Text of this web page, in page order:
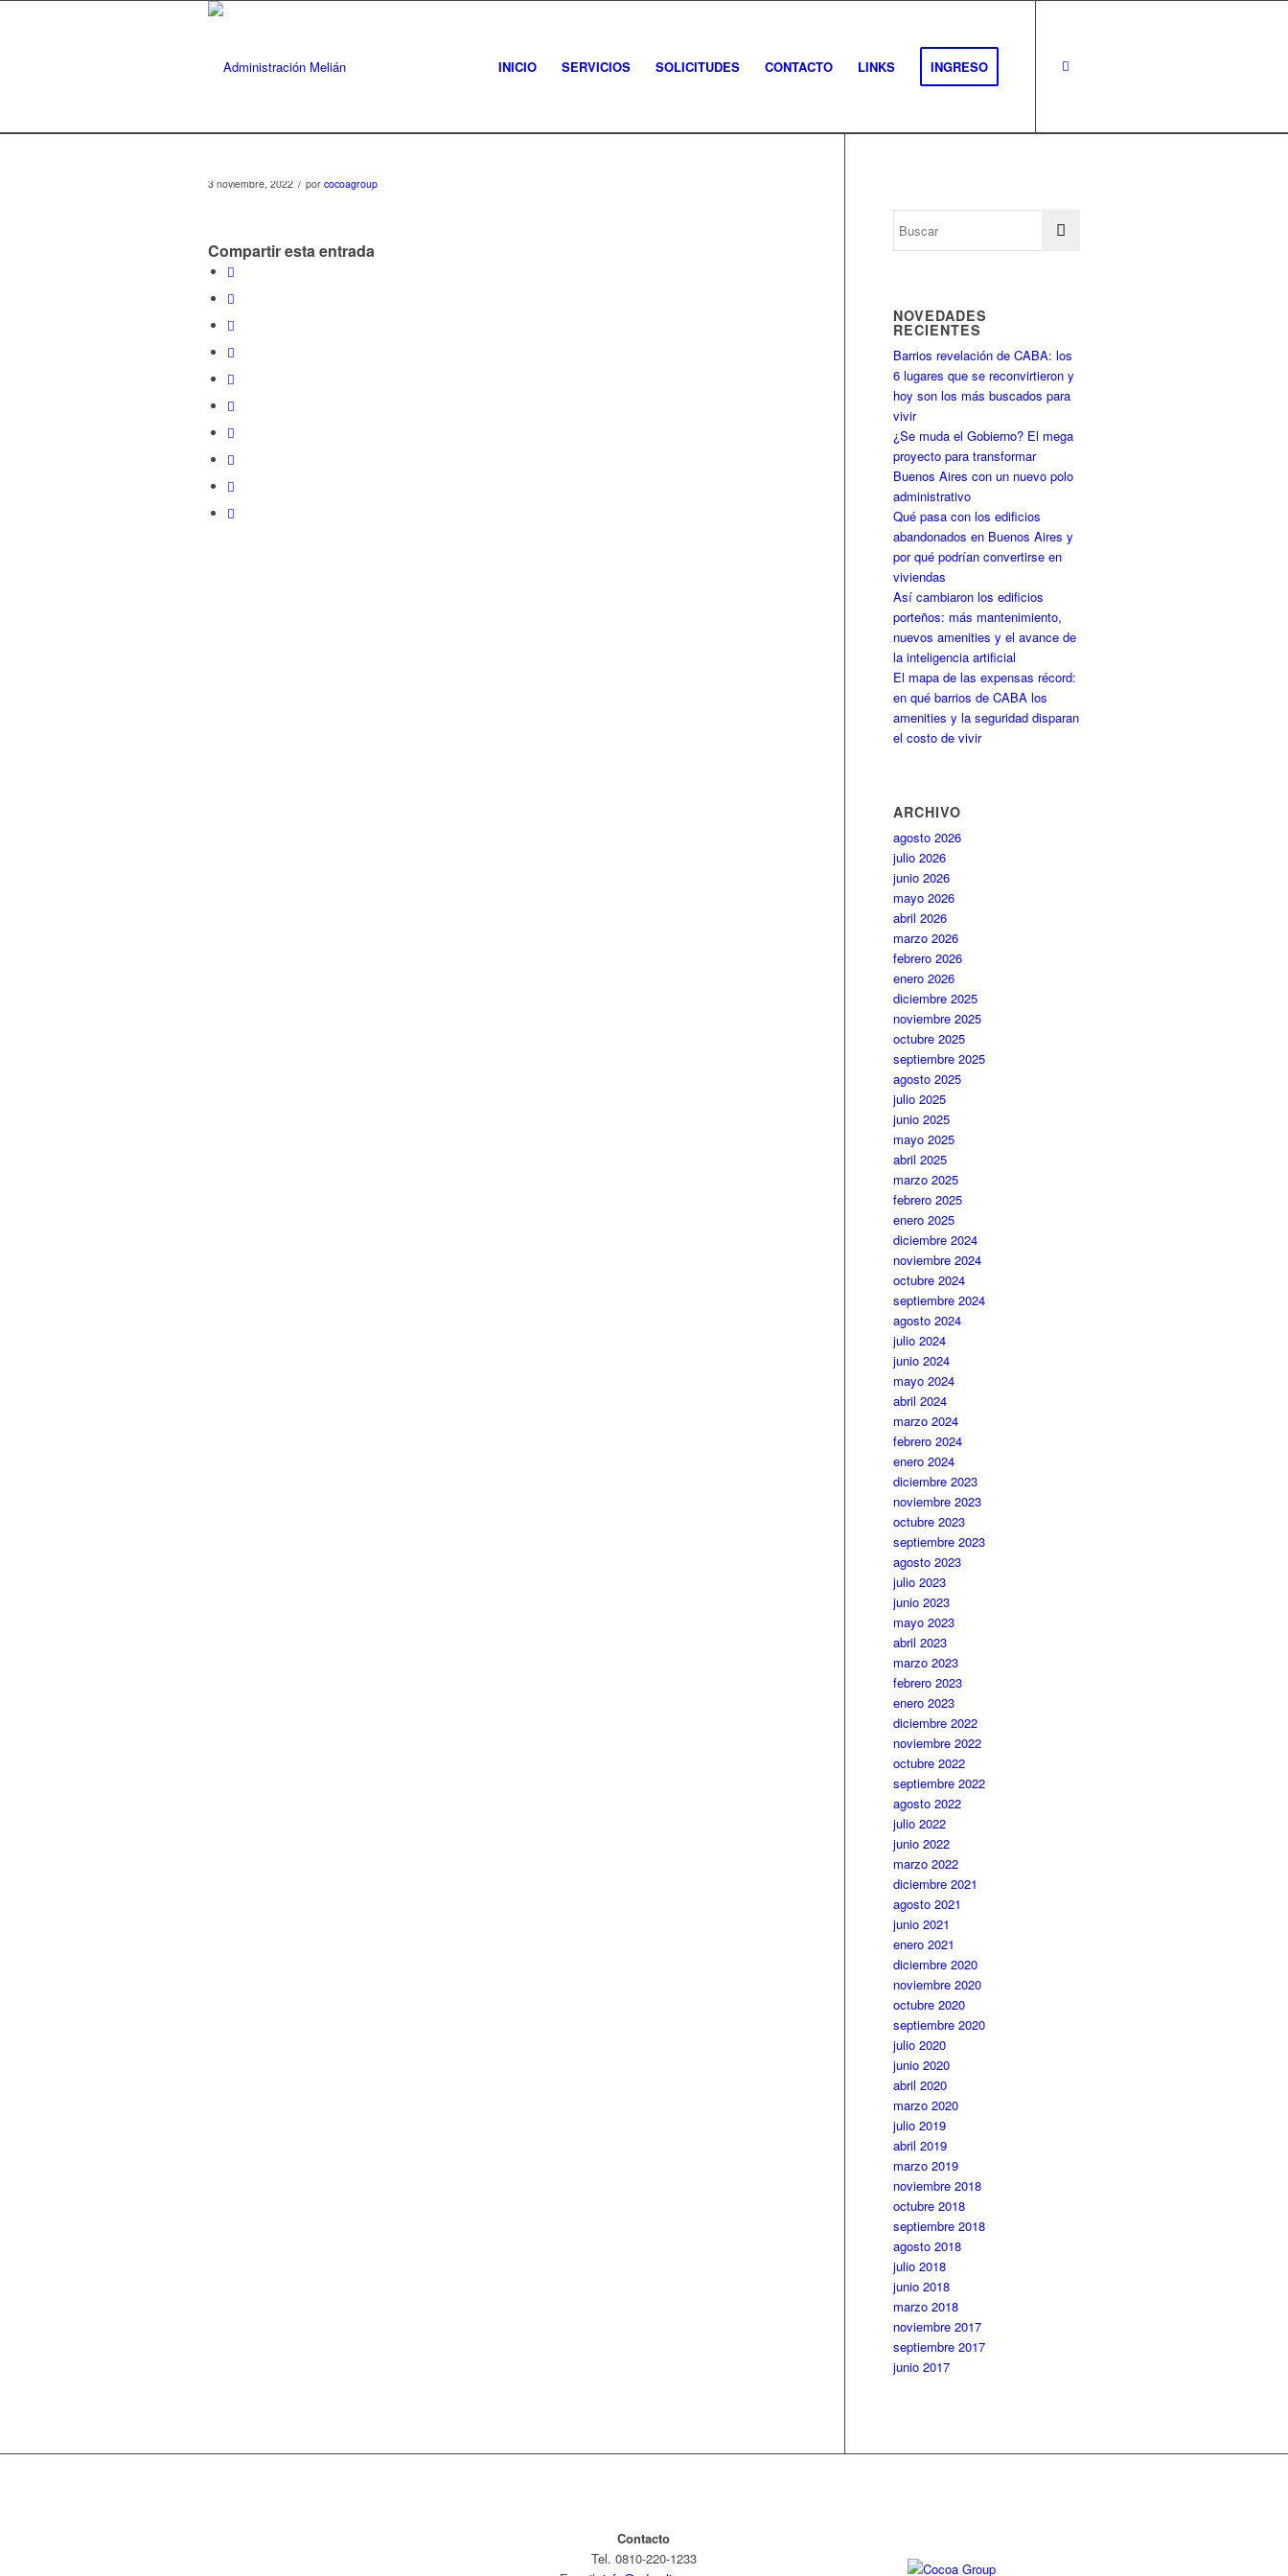
INICIO SERVICIOS SOLICITUDES CONTACTO LINKS INGRESO
3 noviembre, 2022 / por cocoagroup
Compartir esta entrada
NOVEDADES
RECIENTES
Barrios revelación de CABA: los
6 lugares que se reconvirtieron y
hoy son los más buscados para
vivir
¿Se muda el Gobierno? El mega
proyecto para transformar
Buenos Aires con un nuevo polo
administrativo
Qué pasa con los edificios
abandonados en Buenos Aires y
por qué podrían convertirse en
viviendas
Así cambiaron los edificios
porteños: más mantenimiento,
nuevos amenities y el avance de
la inteligencia artificial
El mapa de las expensas récord:
en qué barrios de CABA los
amenities y la seguridad disparan
el costo de vivir
ARCHIVO
agosto 2026
julio 2026
junio 2026
mayo 2026
abril 2026
marzo 2026
febrero 2026
enero 2026
diciembre 2025
noviembre 2025
octubre 2025
septiembre 2025
agosto 2025
julio 2025
junio 2025
mayo 2025
abril 2025
marzo 2025
febrero 2025
enero 2025
diciembre 2024
noviembre 2024
octubre 2024
septiembre 2024
agosto 2024
julio 2024
junio 2024
mayo 2024
abril 2024
marzo 2024
febrero 2024
enero 2024
diciembre 2023
noviembre 2023
octubre 2023
septiembre 2023
agosto 2023
julio 2023
junio 2023
mayo 2023
abril 2023
marzo 2023
febrero 2023
enero 2023
diciembre 2022
noviembre 2022
octubre 2022
septiembre 2022
agosto 2022
julio 2022
junio 2022
marzo 2022
diciembre 2021
agosto 2021
junio 2021
enero 2021
diciembre 2020
noviembre 2020
octubre 2020
septiembre 2020
julio 2020
junio 2020
abril 2020
marzo 2020
julio 2019
abril 2019
marzo 2019
noviembre 2018
octubre 2018
septiembre 2018
agosto 2018
julio 2018
junio 2018
marzo 2018
noviembre 2017
septiembre 2017
junio 2017
Contacto
Tel. 0810-220-1233